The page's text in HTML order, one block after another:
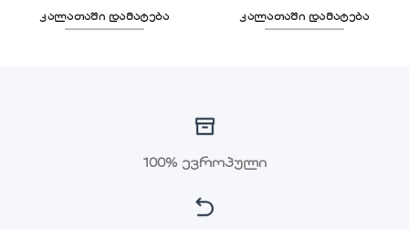
კალათაში დამატება კალათაში დამატება
100% ევროპული